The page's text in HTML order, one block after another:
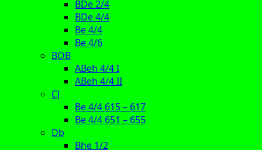
BDe 2/4
BDe 4/4
Be 4/4
Be 4/6
BOB
ABeh 4/4 I
ABeh 4/4 II
CJ
Be 4/4 615 – 617
Be 4/4 651 – 655
Db
Bhe 1/2